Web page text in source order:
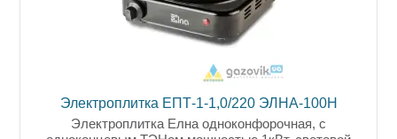
Электроплитка ЕПТ-1-1,0/220 ЭЛНА-100Н
Электроплитка Елна одноконфорочная, с